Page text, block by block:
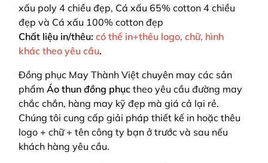
xấu poly 4 chiều đẹp, Cá xấu 65% cotton 4 chiều
đẹp và Cá xấu 100% cotton đẹp
Chất liệu in/thêu: có thể in+thêu logo, chữ, hình
khác theo yêu cầu.
Đồng phục May Thành Việt chuyên may các sản
phẩm Áo thun đồng phục theo yêu cầu đường may
chắc chắn, hàng may kỹ đẹp mà giá cả lại rẻ.
Chúng tôi cung cấp giải pháp thiết kế in hoặc thêu
logo + chữ + tên công ty bạn ở trước và sau nếu
khách hàng yêu cầu.